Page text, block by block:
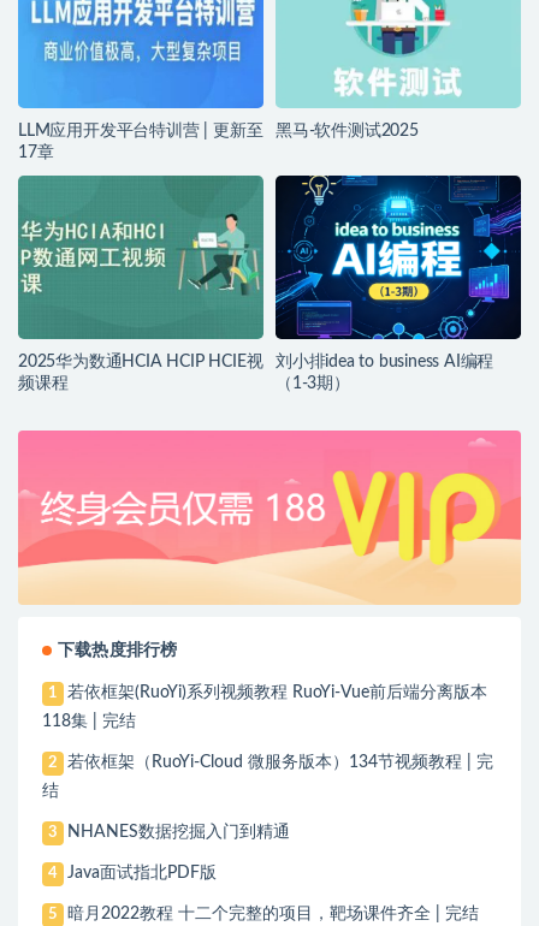
LLM应用开发平台特训营 | 更新至
17章
黑马-软件测试2025
2025华为数通HCIA HCIP HCIE视
频课程
刘小排idea to business AI编程
（1-3期）
下载热度排行榜
1
若依框架(RuoYi)系列视频教程 RuoYi-Vue前后端分离版本
118集 | 完结
2
若依框架（RuoYi-Cloud 微服务版本）134节视频教程 | 完
结
3 NHANES数据挖掘入门到精通
4 Java面试指北PDF版
5 暗月2022教程 十二个完整的项目，靶场课件齐全 | 完结